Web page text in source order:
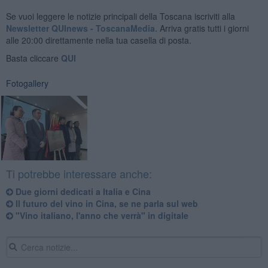
Se vuoi leggere le notizie principali della Toscana iscriviti alla
Newsletter QUInews - ToscanaMedia. Arriva gratis tutti i giorni
alle 20:00 direttamente nella tua casella di posta.
Basta cliccare QUI
Fotogallery
Ti potrebbe interessare anche:
Due giorni dedicati a Italia e Cina
Il futuro del vino in Cina, se ne parla sul web
"Vino italiano, l'anno che verrà" in digitale